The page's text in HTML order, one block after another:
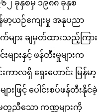
၆၂ ခုနှစ်မှ ၁၉၈၈ ခုနှစ်
ာ့ယဉ်ကျေးမှု အနုပညာ
ျား ချမှတ်ထားသည့်ကြား
ားနှင့် ဖန်တီးမှုများက
ကာလရှိ ရှေးဟောင်း မြန်မာ့
ဖြင့် ပေါင်းစပ်ဖန်တီးနိုင်ခဲ့
တူညီသော ကဏ္ဍများကို